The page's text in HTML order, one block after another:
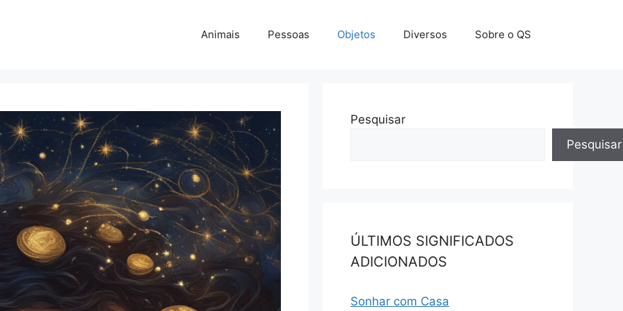
Animais Pessoas Objetos Diversos Sobre o QS
Pesquisar
Pesquisar
ÚLTIMOS SIGNIFICADOS
ADICIONADOS
Sonhar com Casa